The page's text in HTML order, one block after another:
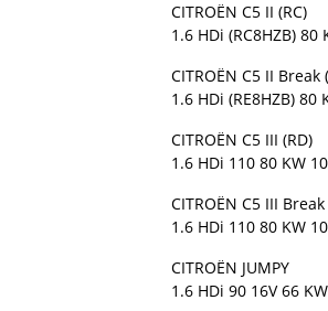
CITROËN C5 II (RC)
1.6 HDi (RC8HZB)
CITROËN C5 II Break
1.6 HDi (RE8HZB)
CITROËN C5 III (RD)
1.6 HDi 110 80 KW
CITROËN C5 III Break
1.6 HDi 110 80 KW
CITROËN JUMPY
1.6 HDi 90 16V 66